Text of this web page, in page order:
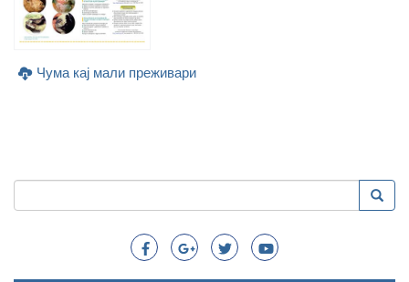
Чума кај мали преживари
Search
Пребарување